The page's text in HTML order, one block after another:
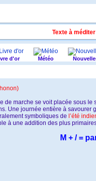
Texte à
d'or Météo
de marche se voit placée sous
Une journée entière à savourer
symboliques de l’été
à une addition des plus
M + / =